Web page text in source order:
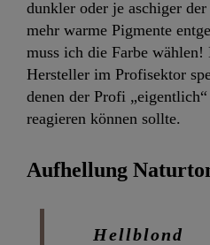
dunkler oder je aschiger
mehr warme Pigmente
muss ich die Farbe
Hersteller im Profisektor
denen der Profi
reagieren können sollte.
Aufhellung
Hellblond